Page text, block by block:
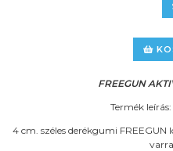
FREEGUN
Termék
4 cm. széles derékgumi